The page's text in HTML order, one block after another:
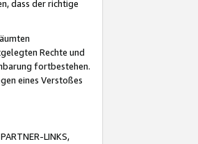
dass der richtige
Rechte und
fortbestehen.
eines Verstoßes
LINKS,